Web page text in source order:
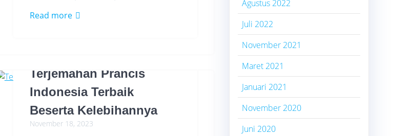
Read more
Terjemahan Prancis
Indonesia Terbaik
Beserta Kelebihannya
November 18, 2023
Agustus 2022
Juli 2022
November 2021
Maret 2021
Januari 2021
November 2020
Juni 2020